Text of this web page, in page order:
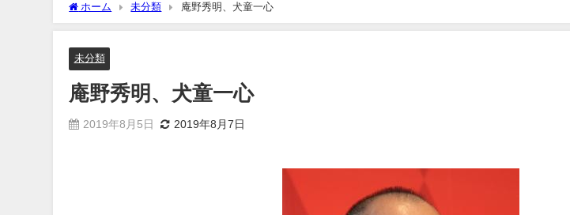
ホーム 未分類 庵野秀明、犬童一心
未分類
庵野秀明、犬童一心
2019年8月5日 2019年8月7日